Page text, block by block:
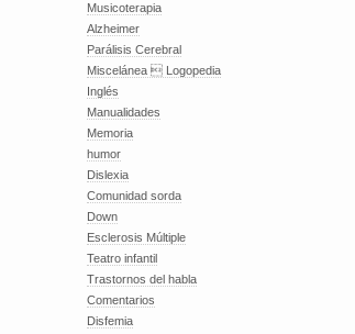
Musicoterapia
Alzheimer
Parálisis Cerebral
Miscelánea  Logopedia
Inglés
Manualidades
Memoria
humor
Dislexia
Comunidad sorda
Down
Esclerosis Múltiple
Teatro infantil
Trastornos del habla
Comentarios
Disfemia